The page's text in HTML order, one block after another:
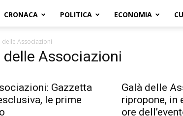
CRONACA POLITICA ECONOMIA
delle Associazioni
delle Associazioni
Gazzetta
le prime
Galà delle
ripropone, in
ore